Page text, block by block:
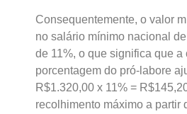
Consequentemente, o valor
no salário mínimo nacional
de 11%, o que significa que
porcentagem do pró-labore
R$1.320,00 x 11% =
recolhimento máximo a partir